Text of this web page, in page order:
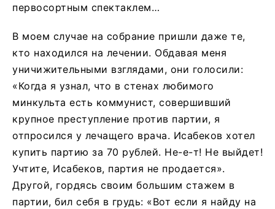
первосортным спектаклем…
В моем случае на собрание пришли даже те,
кто находился на лечении. Обдавая меня
уничижительными взглядами, они голосили:
«Когда я узнал, что в стенах любимого
минкульта есть коммунист, совершивший
крупное преступление против партии, я
отпросился у лечащего врача. Исабеков хотел
купить партию за 70 рублей. Не-е-т! Не выйдет!
Учтите, Исабеков, партия не продается».
Другой, гордясь своим большим стажем в
партии, бил себя в грудь: «Вот если я найду на